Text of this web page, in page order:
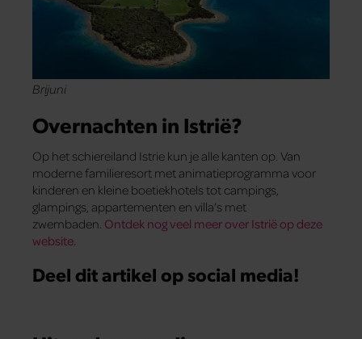
Brijuni
Overnachten in Istrië?
Op het schiereiland Istrie kun je alle kanten op. Van
moderne familieresort met animatieprogramma voor
kinderen en kleine boetiekhotels tot campings,
glampings, appartementen en villa’s met
zwembaden. Ontdek nog veel meer over Istrië op deze
website.
Deel dit artikel op social media!